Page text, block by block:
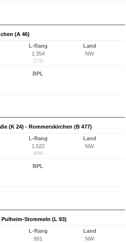
(A 46)
L-Rang
1.354
(772)
Land
NW
BPL
(K 24) - Rommerskirchen (B 477)
L-Rang
1.522
(939)
Land
NW
BPL
Stommeln (L 93)
L-Rang
991
Land
NW